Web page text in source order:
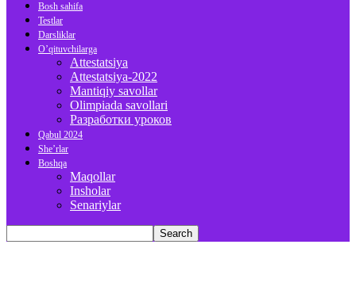
Bosh sahifa
Testlar
Darsliklar
O’qituvchilarga
Attestatsiya
Attestatsiya-2022
Mantiqiy savollar
Olimpiada savollari
Разработки уроков
Qabul 2024
She’rlar
Boshqa
Maqollar
Insholar
Senariylar